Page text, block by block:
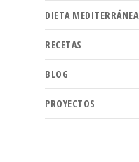
DIETA MEDITERRÁNEA
RECETAS
BLOG
PROYECTOS